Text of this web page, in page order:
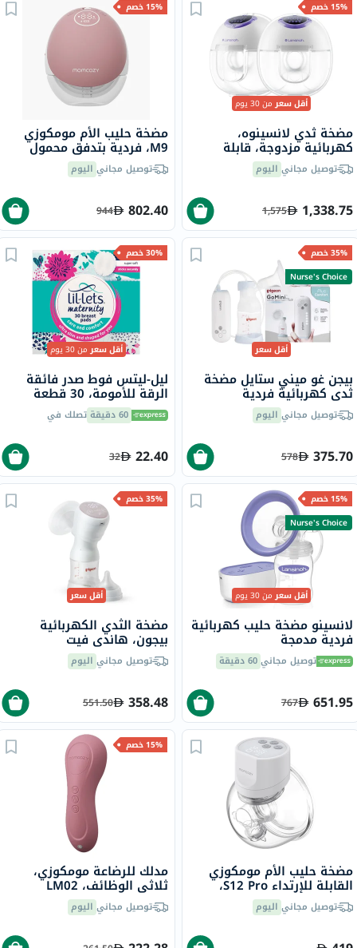
15% خصم
أقل سعرمن 30 يوم
مضخة ثدي لانسينوه،
كهربائية مزدوجة، قابلة
للارتداء
توصيل مجاني اليوم
1,338.75
1,575
15% خصم
مضخة حليب الأم مومكوزي
M9، فردية بتدفق محمول
توصيل مجاني اليوم
802.40
944
35% خصم
Nurse's Choice
أقل سعر
بيجن غو ميني ستايل مضخة
ثدي كهربائية فردية
توصيل مجاني اليوم
375.70
578
30% خصم
أقل سعرمن 30 يوم
ليل-ليتس فوط صدر فائقة
الرقة للأمومة، 30 قطعة
60 دقيقة تصلك في
22.40
32
15% خصم
Nurse's Choice
أقل سعرمن 30 يوم
لانسينو مضخة حليب كهربائية
فردية مدمجة
توصيل مجاني60 دقيقة
651.95
767
35% خصم
أقل سعر
مضخة الثدي الكهربائية
بيجون، هاندي فيت
توصيل مجاني اليوم
358.48
551.50
مضخة حليب الأم مومكوزي
القابلة للإرتداء S12 Pro،
فرديةتوصيل مجاني اليوم
15% خصم
مدلك للرضاعة مومكوزي،
ثلاثي الوظائف، LM02
توصيل مجاني اليوم